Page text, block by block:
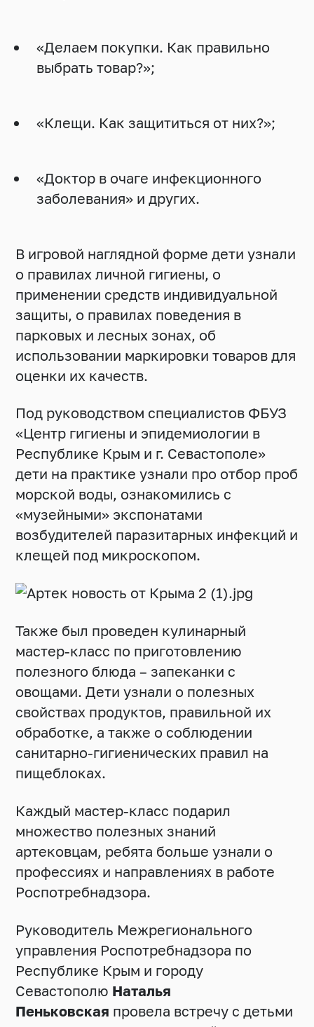
«Делаем покупки. Как правильно
выбрать товар?»;
«Клещи. Как защититься от них?»;
«Доктор в очаге инфекционного
заболевания» и других.
В игровой наглядной форме дети узнали
о правилах личной гигиены, о
применении средств индивидуальной
защиты, о правилах поведения в
парковых и лесных зонах, об
использовании маркировки товаров для
оценки их качеств.
Под руководством специалистов ФБУЗ
«Центр гигиены и эпидемиологии в
Республике Крым и г. Севастополе»
дети на практике узнали про отбор проб
морской воды, ознакомились с
«музейными» экспонатами
возбудителей паразитарных инфекций и
клещей под микроскопом.
Также был проведен кулинарный
мастер-класс по приготовлению
полезного блюда – запеканки с
овощами. Дети узнали о полезных
свойствах продуктов, правильной их
обработке, а также о соблюдении
санитарно-гигиенических правил на
пищеблоках.
Каждый мастер-класс подарил
множество полезных знаний
артековцам, ребята больше узнали о
профессиях и направлениях в работе
Роспотребнадзора.
Руководитель Межрегионального
управления Роспотребнадзора по
Республике Крым и городу
Севастополю Наталья
Пеньковская провела встречу с детьми